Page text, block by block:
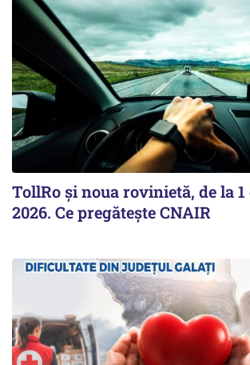
TollRo şi noua rovinietă, de la
2026. Ce pregăteşte CNAIR